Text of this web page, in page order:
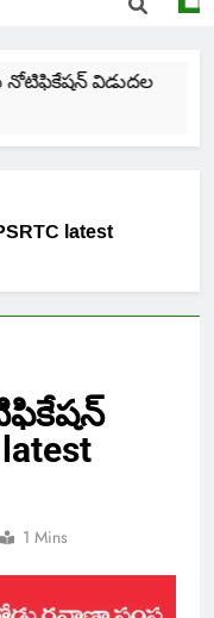
విడుదల
latest
1 Mins